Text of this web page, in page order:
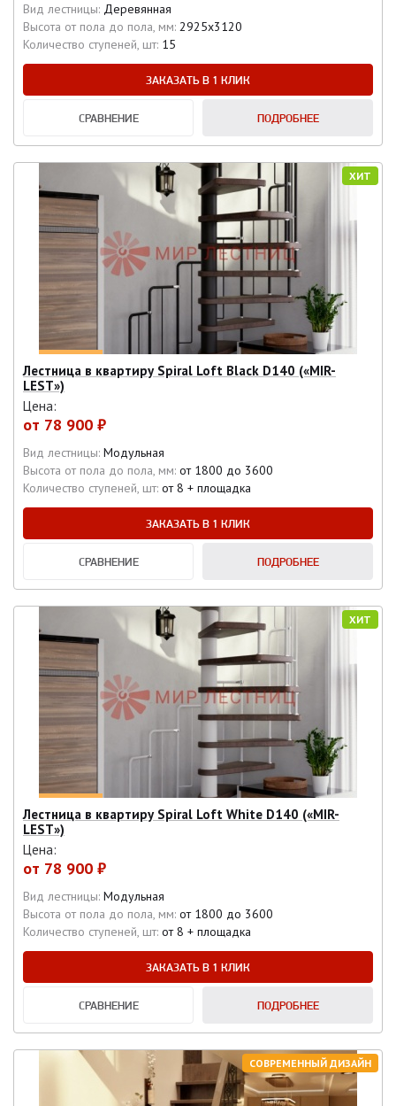
Вид лестницы: Деревянная
Высота от пола до пола, мм: 2925х3120
Количество ступеней, шт: 15
ЗАКАЗАТЬ В 1 КЛИК
СРАВНЕНИЕ ПОДРОБНЕЕ
ХИТ
Лестница в квартиру Spiral Loft Black D140 («MIR-
LEST»)
Цена:
от 78 900 ₽
Вид лестницы: Модульная
Высота от пола до пола, мм: от 1800 до 3600
Количество ступеней, шт: от 8 + площадка
ЗАКАЗАТЬ В 1 КЛИК
СРАВНЕНИЕ ПОДРОБНЕЕ
ХИТ
Лестница в квартиру Spiral Loft White D140 («MIR-
LEST»)
Цена:
от 78 900 ₽
Вид лестницы: Модульная
Высота от пола до пола, мм: от 1800 до 3600
Количество ступеней, шт: от 8 + площадка
ЗАКАЗАТЬ В 1 КЛИК
СРАВНЕНИЕ ПОДРОБНЕЕ
СОВРЕМЕННЫЙ ДИЗАЙН